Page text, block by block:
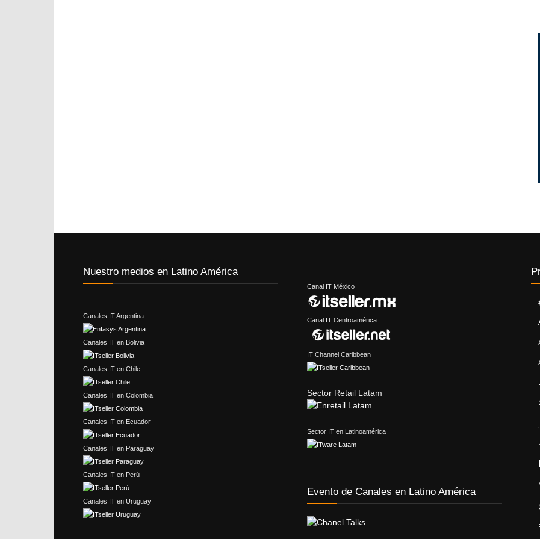
Nuestro medios en Latino América
Canales IT Argentina
Canales IT en Bolivia
Canales IT en Chile
Canales IT en Colombia
Canales IT en Ecuador
Canales IT en Paraguay
Canales IT en Perú
Canales IT en Uruguay
Canal IT México
Canal IT Centroamérica
IT Channel Caribbean
Sector Retail Latam
Sector IT en Latinoamérica
Evento de Canales en Latino América